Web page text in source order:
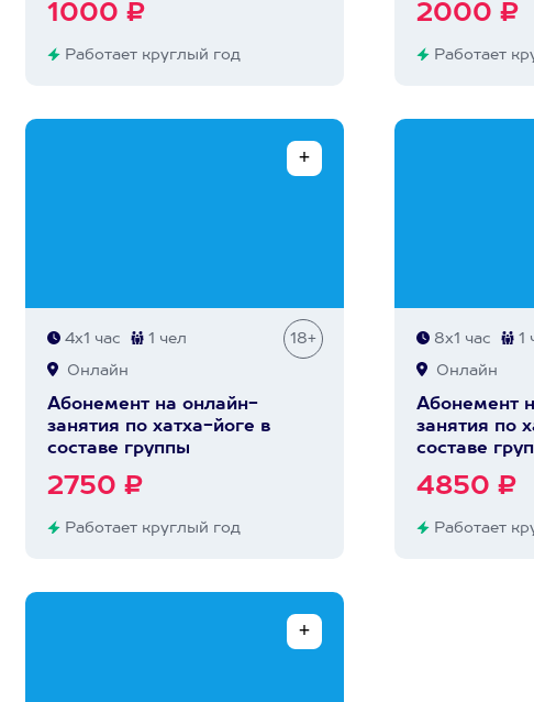
1000 ₽
Работает круглый год
2000 ₽
Работает
4х1 час 1 чел 18+
Онлайн
Абонемент на онлайн-
занятия по хатха-йоге в
составе группы
2750 ₽
Работает круглый год
8х1 час 1
Онлайн
Абонемент
занятия по
составе
4850 ₽
Работает